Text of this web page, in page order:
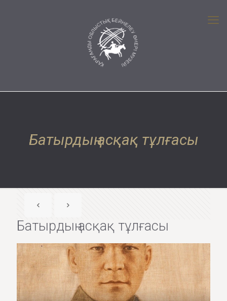
Батырдың асқақ тұлғасы
Батырдың асқақ тұлғасы